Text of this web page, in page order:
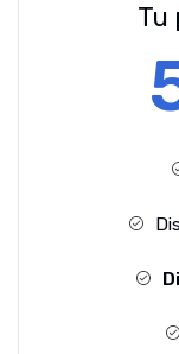
Tu